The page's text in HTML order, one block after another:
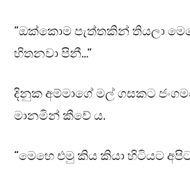
“ඔක්කොම පැත්තකින් තියලා
හිතනවා පිනී…”
දිනුක අම්මාගේ මල් ගසකට
මානමින් කීවේ ය.
“මෙහෙ එමු කිය කියා හිටියට